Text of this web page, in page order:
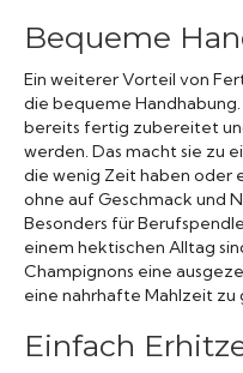
Bequeme
Ein weiterer Vorteil von
die bequeme
bereits fertig zubereitet
werden. Das macht sie zu
die wenig Zeit haben oder
ohne auf Geschmack und
Besonders für
einem hektischen Alltag
Champignons eine
eine nahrhafte Mahlzeit zu
Einfach